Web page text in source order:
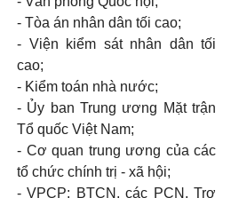
- Tòa án nhân dân tối cao;
- Viện kiểm sát nhân dân tối
cao;
- Kiểm toán nhà nước;
- Ủy ban Trung ương Mặt trận
Tổ quốc Việt Nam;
- Cơ quan trung ương của các
tổ chức chính trị - xã hội;
- VPCP: BTCN, các PCN, Trợ